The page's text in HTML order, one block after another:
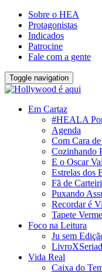
Sobre o HEA
Protagonistas
Indicados
Patrocine
Fale com a gente
Toggle navigation
Em Cartaz
#HEALA
Agenda
Com Cara
Cozinhando
E o Oscar
Estrelas dos
Fã de
Puxando
Recordar é
Tapete
Foco na Leitura
Ju sem
Vida Real
Caixa do